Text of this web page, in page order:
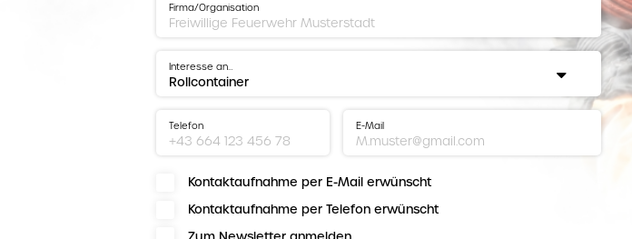
Firma/Organisation
Interesse an…
Telefon E-Mail
Kontaktaufnahme per E-Mail erwünscht
Kontaktaufnahme per Telefon erwünscht